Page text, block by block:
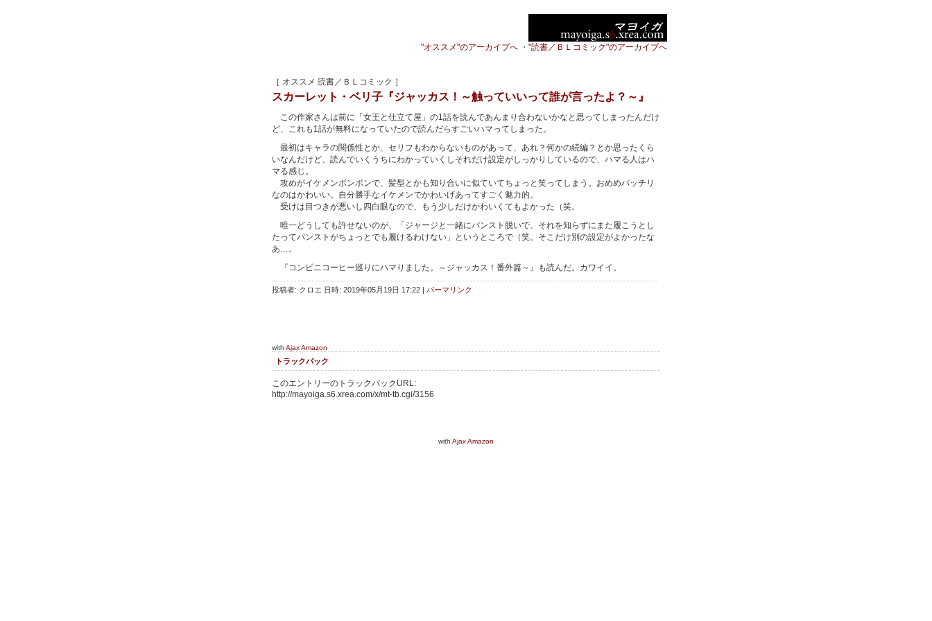
"オススメ"のアーカイブへ ・ "読書／ＢＬコミック"のアーカイブへ
［ オススメ 読書／ＢＬコミック ］
スカーレット・ベリ子『ジャッカス！～触っていいって誰が言ったよ？～』
この作家さんは前に「女王と仕立て屋」の1話を読んであんまり合わないかなと思ってしまったんだけ
ど、これも1話が無料になっていたので読んだらすごいハマってしまった。
最初はキャラの関係性とか、セリフもわからないものがあって、あれ？何かの続編？とか思ったくら
いなんだけど、読んでいくうちにわかっていくしそれだけ設定がしっかりしているので、ハマる人はハ
マる感じ。
攻めがイケメンボンボンで、髪型とかも知り合いに似ていてちょっと笑ってしまう。おめめパッチリ
なのはかわいい。自分勝手なイケメンでかわいげあってすごく魅力的。
受けは目つきが悪いし四白眼なので、もう少しだけかわいくてもよかった（笑。
唯一どうしても許せないのが、「ジャージと一緒にパンスト脱いで、それを知らずにまた履こうとし
たってパンストがちょっとでも履けるわけない」というところで（笑。そこだけ別の設定がよかったな
あ…。
『コンビニコーヒー巡りにハマりました。～ジャッカス！番外篇～』も読んだ。カワイイ。
投稿者: クロエ 日時: 2019年05月19日 17:22 | パーマリンク
with Ajax Amazon
トラックバック
このエントリーのトラックバックURL:
http://mayoiga.s6.xrea.com/x/mt-tb.cgi/3156
with Ajax Amazon